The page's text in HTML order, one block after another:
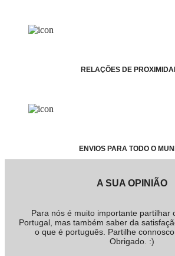
RELAÇÕES DE
ENVIOS PARA TODO O
A SUA OPINIÃO
Para nós é muito importante partilhar
Portugal, mas também saber da
o que é português. Partilhe
Obrigado. :)